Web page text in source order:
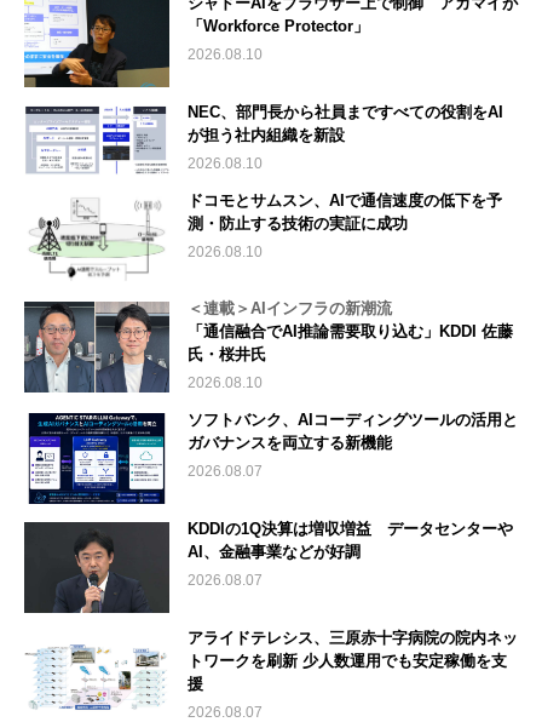
「Workforce Protector」
2026.08.10
NEC、部門長から社員まですべての役割をAI
が担う社内組織を新設
2026.08.10
ドコモとサムスン、AIで通信速度の低下を予
測・防止する技術の実証に成功
2026.08.10
＜連載＞AIインフラの新潮流
「通信融合でAI推論需要取り込む」KDDI 佐藤
氏・桜井氏
2026.08.10
ソフトバンク、AIコーディングツールの活用と
ガバナンスを両立する新機能
2026.08.07
KDDIの1Q決算は増収増益 データセンターや
AI、金融事業などが好調
2026.08.07
アライドテレシス、三原赤十字病院の院内ネッ
トワークを刷新 少人数運用でも安定稼働を支
援
2026.08.07